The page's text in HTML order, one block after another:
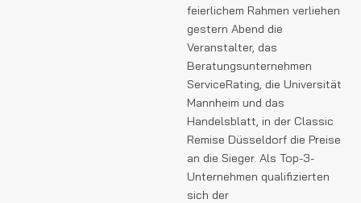
feierlichem Rahmen verliehen
gestern Abend die
Veranstalter, das
Beratungsunternehmen
ServiceRating, die Universität
Mannheim und das
Handelsblatt, in der Classic
Remise Düsseldorf die Preise
an die Sieger. Als Top-3-
Unternehmen qualifizierten
sich der